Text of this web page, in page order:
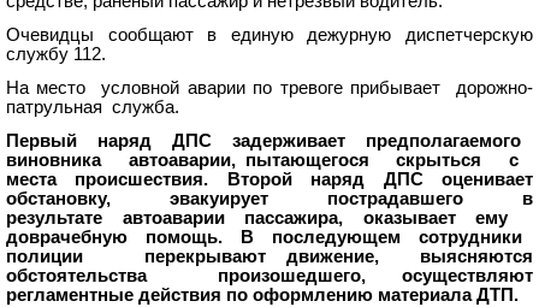
Очевидцы сообщают в единую дежурную диспетчерскую
службу 112.
На место условной аварии по тревоге прибывает дорожно-
патрульная служба.
Первый наряд ДПС задерживает предполагаемого
виновника автоаварии, пытающегося скрыться с
места происшествия. Второй наряд ДПС оценивает
обстановку, эвакуирует пострадавшего в
результате автоаварии пассажира, оказывает ему
доврачебную помощь. В последующем сотрудники
полиции перекрывают движение, выясняются
обстоятельства произошедшего, осуществляют
регламентные действия по оформлению материала ДТП.